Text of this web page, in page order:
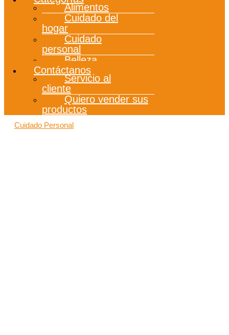
Alimentos
Cuidado del
hogar
Cuidado
personal
Belleza
Contáctanos
Servicio al
cliente
Quiero vender sus
productos
Cuidado Personal